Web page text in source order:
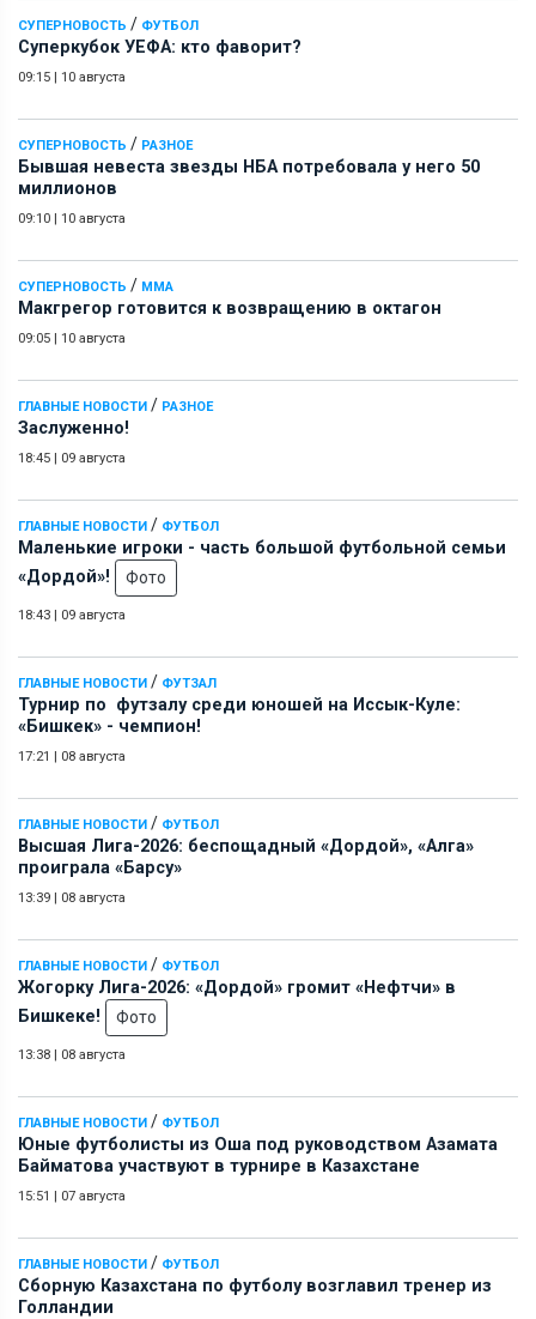
СУПЕРНОВОСТЬ / ФУТБОЛ
Суперкубок УЕФА: кто фаворит?
09:15 | 10 августа
СУПЕРНОВОСТЬ / РАЗНОЕ
Бывшая невеста звезды НБА потребовала у него 50
миллионов
09:10 | 10 августа
СУПЕРНОВОСТЬ / ММА
Макгрегор готовится к возвращению в октагон
09:05 | 10 августа
ГЛАВНЫЕ НОВОСТИ / РАЗНОЕ
Заслуженно!
18:45 | 09 августа
ГЛАВНЫЕ НОВОСТИ / ФУТБОЛ
Маленькие игроки - часть большой футбольной семьи
«Дордой»!
Фото
18:43 | 09 августа
ГЛАВНЫЕ НОВОСТИ / ФУТЗАЛ
Турнир по футзалу среди юношей на Иссык-Куле:
«Бишкек» - чемпион!
17:21 | 08 августа
ГЛАВНЫЕ НОВОСТИ / ФУТБОЛ
Высшая Лига-2026: беспощадный «Дордой», «Алга»
проиграла «Барсу»
13:39 | 08 августа
ГЛАВНЫЕ НОВОСТИ / ФУТБОЛ
Жогорку Лига-2026: «Дордой» громит «Нефтчи» в
Бишкеке!
Фото
13:38 | 08 августа
ГЛАВНЫЕ НОВОСТИ / ФУТБОЛ
Юные футболисты из Оша под руководством Азамата
Байматова участвуют в турнире в Казахстане
15:51 | 07 августа
ГЛАВНЫЕ НОВОСТИ / ФУТБОЛ
Сборную Казахстана по футболу возглавил тренер из
Голландии